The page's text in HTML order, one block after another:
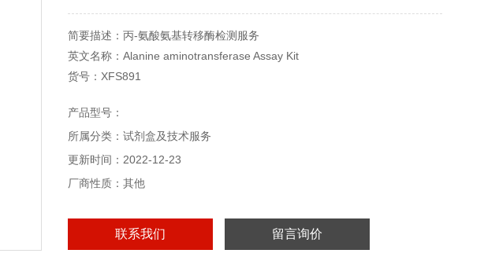
简要描述：丙-氨酸氨基转移酶检测服务
英文名称：Alanine aminotransferase Assay Kit
货号：XFS891
产品型号：
所属分类：试剂盒及技术服务
更新时间：2022-12-23
厂商性质：其他
联系我们 留言询价